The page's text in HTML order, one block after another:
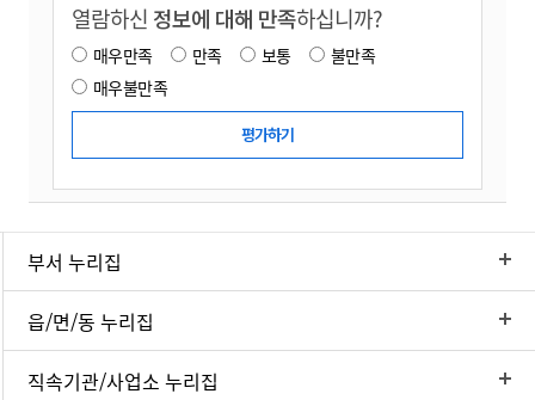
열람하신 정보에 대해 만족하십니까?
매우만족 만족 보통
불만족
매우불만족
부서 누리집
읍/면/동 누리집
직속기관/사업소 누리집